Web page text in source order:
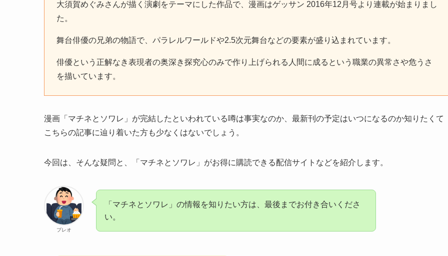
大須賀めぐみさんが描く演劇をテーマにした作品で、漫画はゲッサン 2016年12月号より連載が始まりまし
た。
舞台俳優の兄弟の物語で、パラレルワールドや2.5次元舞台などの要素が盛り込まれています。
俳優という正解なき表現者の奥深き探究心のみで作り上げられる人間に成るという職業の異常さや危うさ
を描いています。
漫画「マチネとソワレ」が完結したといわれている噂は事実なのか、最新刊の予定はいつになるのか知りたくて
こちらの記事に辿り着いた方も少なくはないでしょう。
今回は、そんな疑問と、「マチネとソワレ」がお得に購読できる配信サイトなどを紹介します。
プレオ
「マチネとソワレ」の情報を知りたい方は、最後までお付き合いくださ
い。